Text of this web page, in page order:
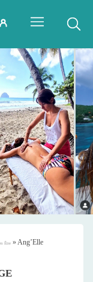
Être »Ang’Elle